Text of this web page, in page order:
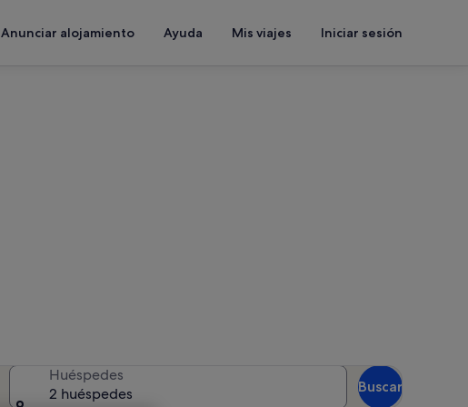
Anunciar alojamiento Ayuda Mis viajes Iniciar sesión
Huéspedes
2 huéspedes
Buscar